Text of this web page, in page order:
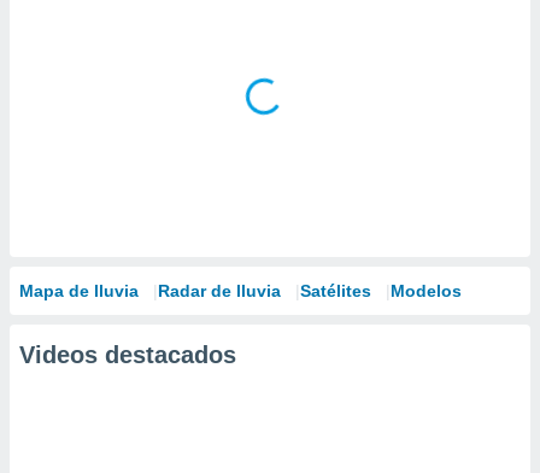
Mapa de lluvia Radar de lluvia Satélites Modelos
Videos destacados